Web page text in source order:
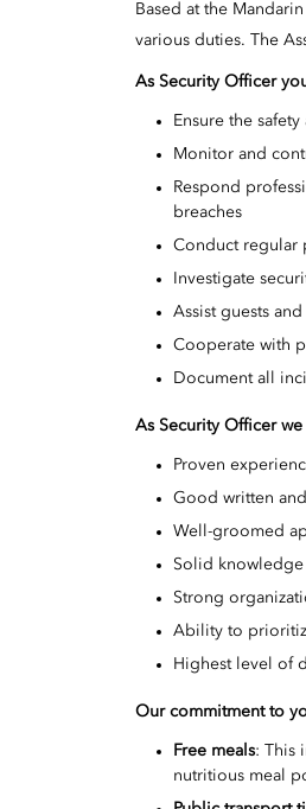
Based at the
various duties. The
As Security Officer
Ensure the
Monitor and
Respond
breaches
Conduct regular
Investigate
Assist guests
Cooperate with
Document all
As Security Officer
Proven
Good written
Well-groomed
Solid
Strong
Ability to
Highest level of
Our commitment to
Free meals: This
nutritious meal